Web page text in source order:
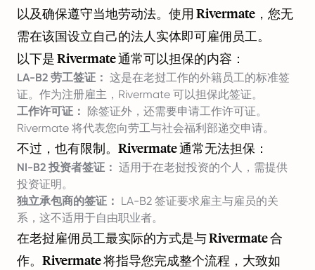
以及确保遵守当地劳动法。使用 Rivermate，您无
需在该国设立自己的法人实体即可雇佣员工。
以下是 Rivermate 通常可以担保的内容：
LA-B2 劳工签证： 这是在老挝工作的外籍员工的标准签
证。作为注册雇主，Rivermate 可以担保此签证。
工作许可证： 除签证外，还需要申请工作许可证。
Rivermate 将代表您向劳工与社会福利部递交申请。
不过，也有限制。Rivermate 通常无法担保：
NI-B2 投资者签证： 适用于在老挝投资的个人，需提供
投资证明。
独立承包商的签证： LA-B2 签证要求雇主与雇员的关
系，这不适用于自由职业者。
在老挝雇佣员工最实际的方式是与 Rivermate 合
作。Rivermate 将指导您完成整个流程，大致如